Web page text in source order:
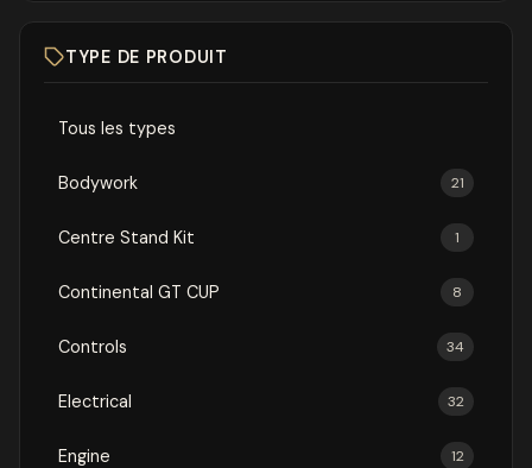
TYPE DE PRODUIT
Tous les types
Bodywork 21
Centre Stand Kit 1
Continental GT CUP 8
Controls 34
Electrical 32
Engine 12